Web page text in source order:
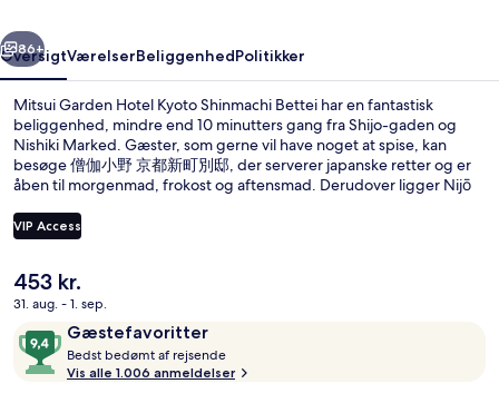
Næste
86+
OversigtVærelserBeliggenhedPolitikker
Mitsui Garden Hotel Kyoto Shinmachi Bettei har en fantastisk
beliggenhed, mindre end 10 minutters gang fra Shijo-gaden og
Nishiki Marked. Gæster, som gerne vil have noget at spise, kan
besøge 僧伽小野 京都新町別邸, der serverer japanske retter og er
åben til morgenmad, frokost og aftensmad. Derudover ligger Nijō
Rejsende er glade for den korte gåtur til offentlig transport:
Karasuma Oike Metrostation ligger 7 minutter derfra og Nijojo-mae
VIP Access
Den
nuværende
er
453 kr.
453 kr.
31. aug. - 1. sep.
AnmeldelserGæstefavoritter
9,4
ud
af
Bedst bedømt af rejsende
e
Vis alle 1.006 anmeldelser